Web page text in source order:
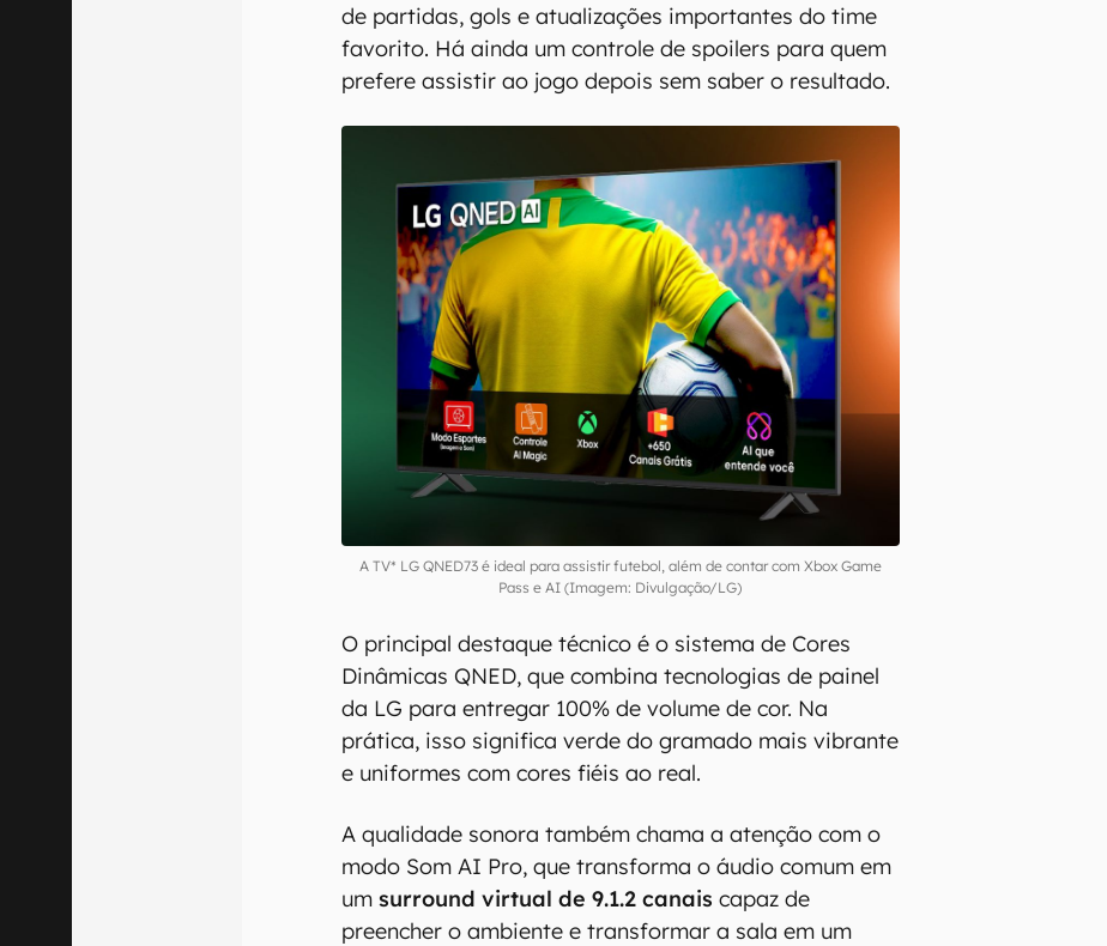
de partidas, gols e atualizações importantes do time
favorito. Há ainda um controle de spoilers para quem
prefere assistir ao jogo depois sem saber o resultado.
A TV* LG QNED73 é ideal para assistir futebol, além de contar com Xbox Game
Pass e AI (Imagem: Divulgação/LG)
O principal destaque técnico é o sistema de Cores
Dinâmicas QNED, que combina tecnologias de painel
da LG para entregar 100% de volume de cor. Na
prática, isso significa verde do gramado mais vibrante
e uniformes com cores fiéis ao real.
A qualidade sonora também chama a atenção com o
modo Som AI Pro, que transforma o áudio comum em
umsurround virtual de 9.1.2 canais capaz de
preencher o ambiente e transformar a sala em um